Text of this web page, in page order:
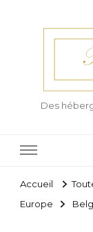
Des
Accueil
Europe